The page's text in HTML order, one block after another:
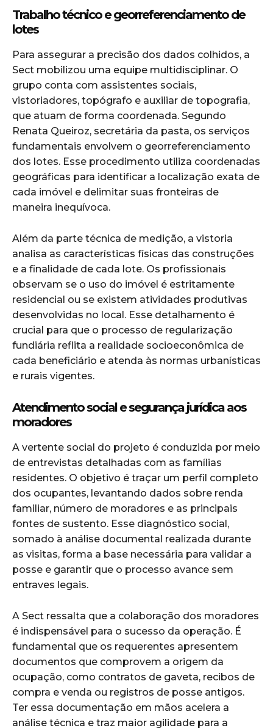
Trabalho técnico e georreferenciamento de
lotes
Para assegurar a precisão dos dados colhidos, a
Sect mobilizou uma equipe multidisciplinar. O
grupo conta com assistentes sociais,
vistoriadores, topógrafo e auxiliar de topografia,
que atuam de forma coordenada. Segundo
Renata Queiroz, secretária da pasta, os serviços
fundamentais envolvem o georreferenciamento
dos lotes. Esse procedimento utiliza coordenadas
geográficas para identificar a localização exata de
cada imóvel e delimitar suas fronteiras de
maneira inequívoca.
Além da parte técnica de medição, a vistoria
analisa as características físicas das construções
e a finalidade de cada lote. Os profissionais
observam se o uso do imóvel é estritamente
residencial ou se existem atividades produtivas
desenvolvidas no local. Esse detalhamento é
crucial para que o processo de regularização
fundiária reflita a realidade socioeconômica de
cada beneficiário e atenda às normas urbanísticas
e rurais vigentes.
Atendimento social e segurança jurídica aos
moradores
A vertente social do projeto é conduzida por meio
de entrevistas detalhadas com as famílias
residentes. O objetivo é traçar um perfil completo
dos ocupantes, levantando dados sobre renda
familiar, número de moradores e as principais
fontes de sustento. Esse diagnóstico social,
somado à análise documental realizada durante
as visitas, forma a base necessária para validar a
posse e garantir que o processo avance sem
entraves legais.
A Sect ressalta que a colaboração dos moradores
é indispensável para o sucesso da operação. É
fundamental que os requerentes apresentem
documentos que comprovem a origem da
ocupação, como contratos de gaveta, recibos de
compra e venda ou registros de posse antigos.
Ter essa documentação em mãos acelera a
análise técnica e traz maior agilidade para a